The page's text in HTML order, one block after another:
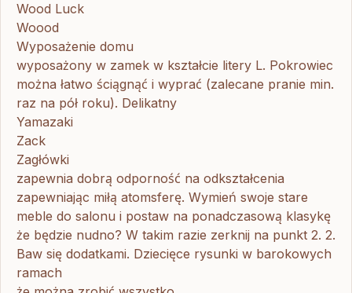
Wood Luck
Woood
Wyposażenie domu
wyposażony w zamek w kształcie litery L. Pokrowiec
można łatwo ściągnąć i wyprać (zalecane pranie min.
raz na pół roku). Delikatny
Yamazaki
Zack
Zagłówki
zapewnia dobrą odporność na odkształcenia
zapewniając miłą atomsferę. Wymień swoje stare
meble do salonu i postaw na ponadczasową klasykę
że będzie nudno? W takim razie zerknij na punkt 2. 2.
Baw się dodatkami. Dziecięce rysunki w barokowych
ramach